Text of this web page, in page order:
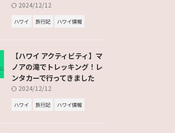
2024/12/12
ハワイ 旅行記 ハワイ情報
【ハワイ アクティビティ】マ
ノアの滝でトレッキング！レ
ンタカーで行ってきました
2024/12/12
ハワイ 旅行記 ハワイ情報